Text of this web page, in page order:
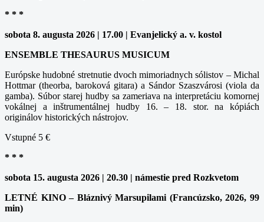
* * *
sobota 8. augusta 2026 | 17.00 | Evanjelický a. v. kostol
ENSEMBLE THESAURUS MUSICUM
Európske hudobné stretnutie dvoch mimoriadnych sólistov – Michal
Hottmar (theorba, baroková gitara) a Sándor Szaszvárosi (viola da
gamba). Súbor starej hudby sa zameriava na interpretáciu komornej
vokálnej a inštrumentálnej hudby 16. – 18. stor. na kópiách
originálov historických nástrojov.
Vstupné 5 €
* * *
sobota 15. augusta 2026 | 20.30 | námestie pred Rozkvetom
LETNÉ KINO – Bláznivý Marsupilami (Francúzsko, 2026, 99
min)